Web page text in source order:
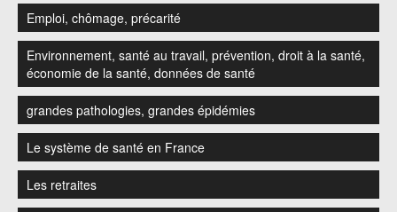
Emploi, chômage, précarité
Environnement, santé au travail, prévention, droit à la santé,
économie de la santé, données de santé
grandes pathologies, grandes épidémies
Le système de santé en France
Les retraites